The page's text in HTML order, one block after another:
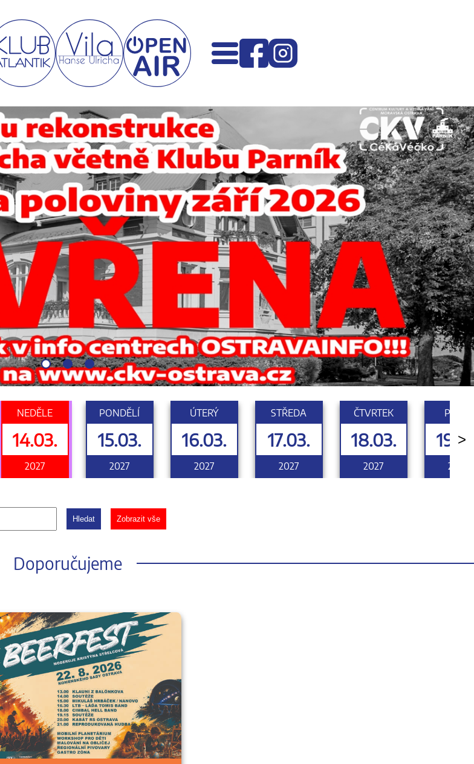
NEDĚLE
14.03.
2027
PONDĚLÍ
15.03.
2027
ÚTERÝ
16.03.
2027
STŘEDA
17.03.
2027
ČTVRTEK
18.03.
2027
PÁTEK
2027
>
Hledat Zobrazit vše
Doporučujeme